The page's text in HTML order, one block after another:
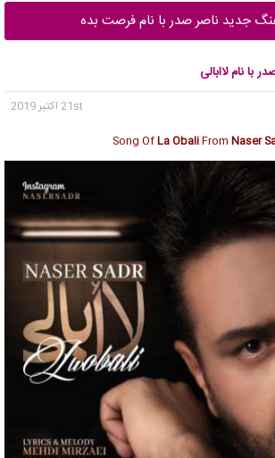
جدید ناصر صدر با نام فرصت بده
با نام لاابالی
21st اکتبر 2019
Song OfLa ObaliFrom Naser